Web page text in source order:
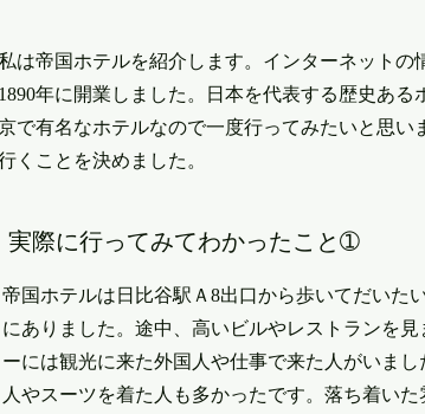
​実際に行ってみてわかったこと➀
帝国ホテルは日比谷駅Ａ8出口から歩いてだいた
にありました。途中、高いビルやレストランを
ーには観光に来た外国人や仕事で来た人がいま
人やスーツを着た人も多かったです。落ち着い
は帝国ホテルを紹介します。インターネットの
年に開業しました。日本を代表する歴史ある
で有名なホテルなので一度行ってみたいと思い
くことを決めました。